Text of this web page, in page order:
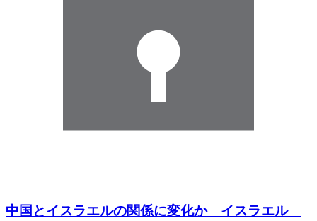
中国とイスラエルの関係に変化か イスラエル